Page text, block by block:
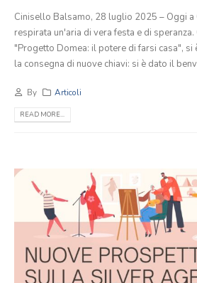
Cinisello Balsamo, 28 luglio 2025 – Oggi
respirata un'aria di vera festa e di
"Progetto Domea: il potere di farsi casa",
la consegna di nuove chiavi: si è dato il
By Articoli
READ MORE...